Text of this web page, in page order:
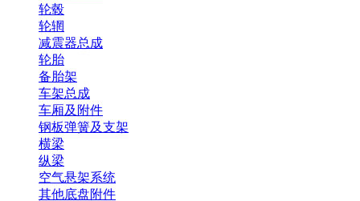
轮毂
轮辋
减震器总成
轮胎
备胎架
车架总成
车厢及附件
钢板弹簧及支架
横梁
纵梁
空气悬架系统
其他底盘附件